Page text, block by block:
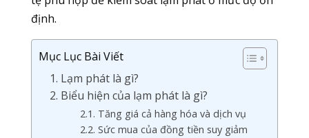
định.
Mục Lục Bài Viết
1. Lạm phát là gì?
2. Biểu hiện của lạm phát là gì?
2.1. Tăng giá cả hàng hóa và dịch vụ
2.2. Sức mua của đồng tiền suy giảm